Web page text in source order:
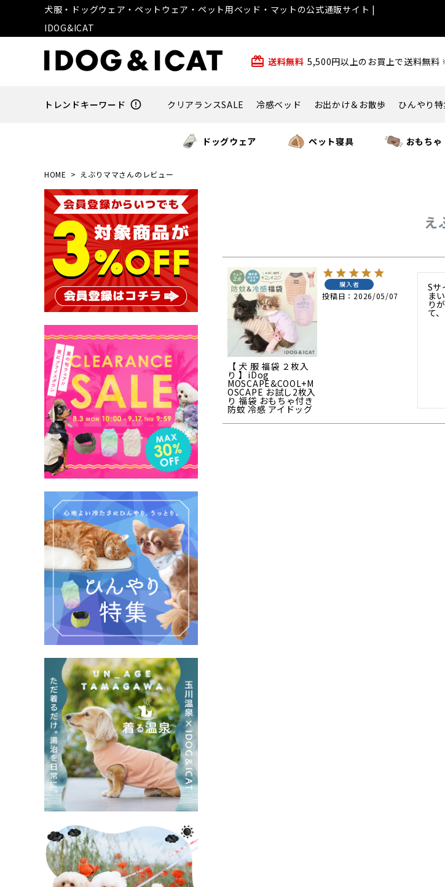
犬服・ドッグウェア・ペットウェア・ペット用ベッド・マットの公式通販サイト |
IDOG&ICAT
card_giftcard 送料無料 5,500円以上のお買上で送料無料
トレンドキーワード error_outline クリアランスSALE 冷感ベッド お出かけ＆お散歩 ひんやり
ドッグウェア ペット寝具 おもちゃ
HOME えぶりママさんのレビュー
え
【 犬 服 福袋 ２枚入
り 】iDog
MOSCAPE&COOL+M
OSCAPE お試し2枚入
り 福袋 おもちゃ付き
防蚊 冷感 アイドッグ
購入者
投稿日 2026/05/07
Sサ
ま
り
て